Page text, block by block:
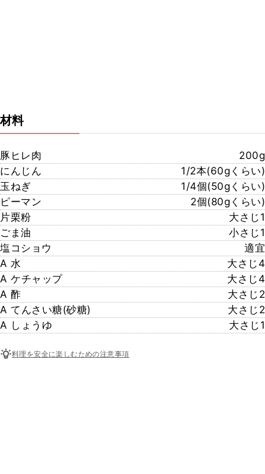
材料
豚ヒレ肉
200g
にんじん
1/2本(60gくらい)
玉ねぎ
1/4個(50gくらい)
ピーマン
2個(80gくらい)
片栗粉
大さじ1
ごま油
小さじ1
塩コショウ
適宜
A 水
大さじ4
A ケチャップ
大さじ4
A 酢
大さじ2
A てんさい糖(砂糖)
大さじ2
A しょうゆ
大さじ1
料理を安全に楽しむための注意事項